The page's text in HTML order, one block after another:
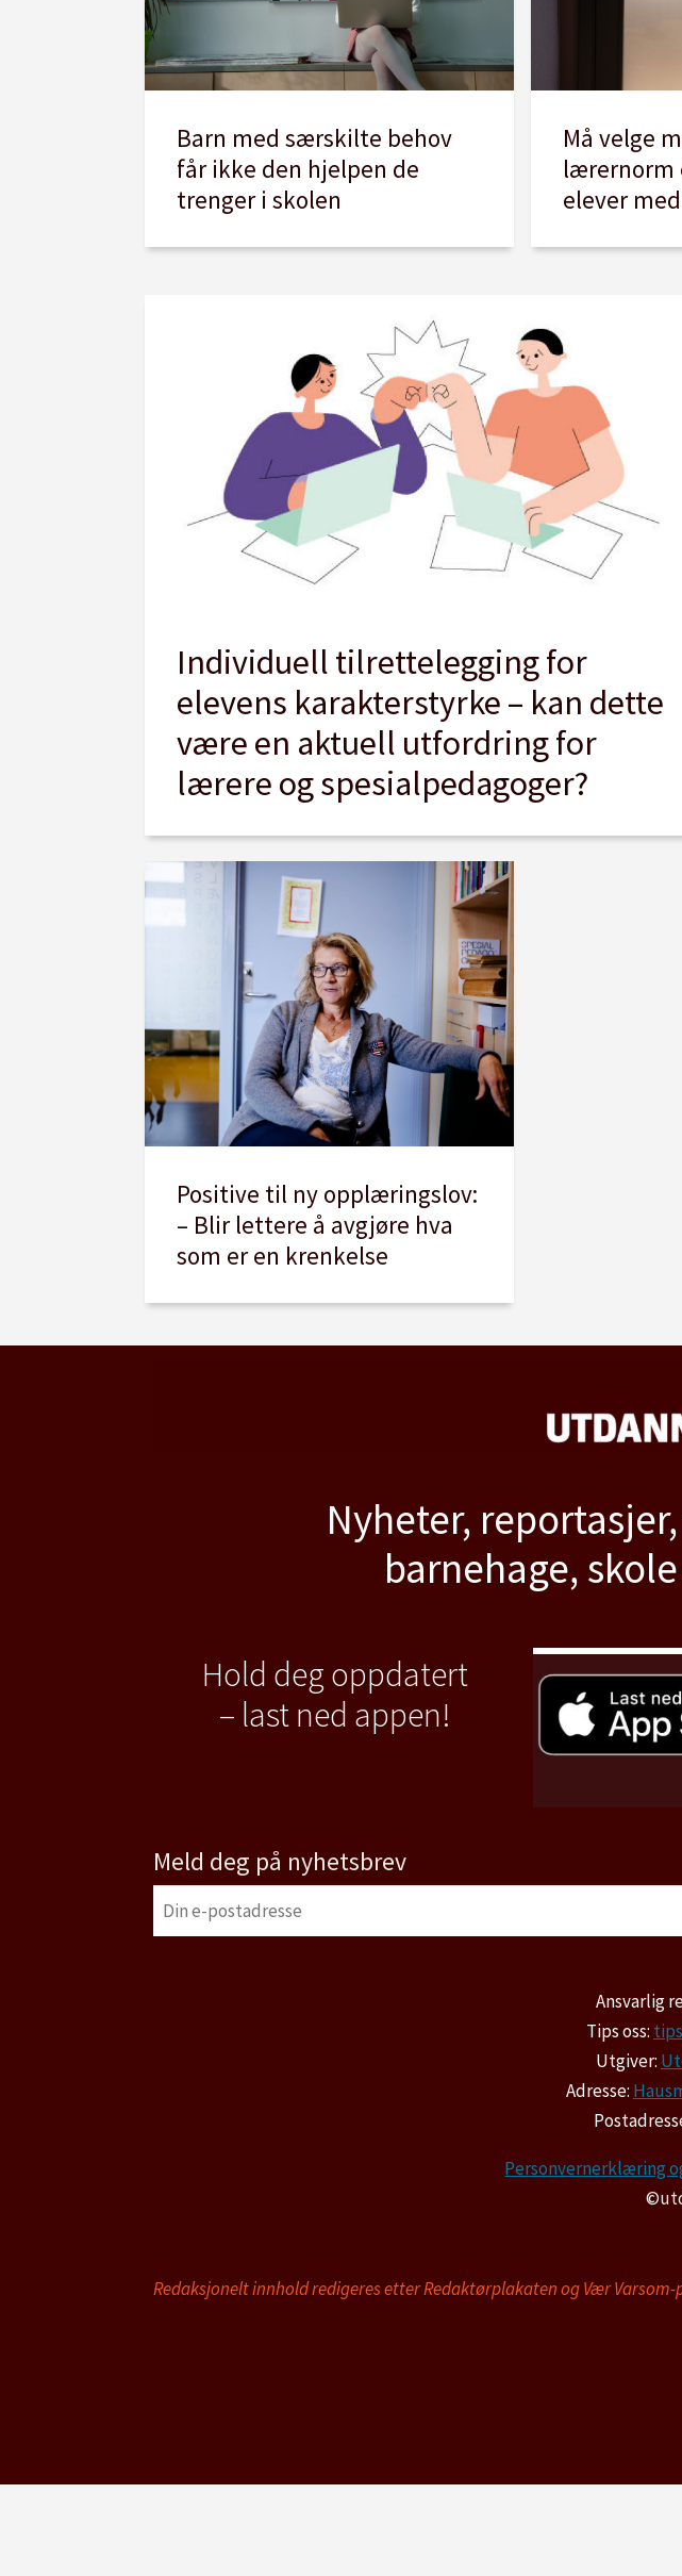
Barn med særskilte behov
får ikke den hjelpen de
trenger i skolen
Må velge
lærernorm
elever
Individuell tilrettelegging for
elevens karakterstyrke – kan dette
være en aktuell utfordring for
lærere og spesialpedagoger?
Positive til ny opplæringslov:
– Blir lettere å avgjøre hva
som er en krenkelse
Nyheter,
barnehage,
Hold deg oppdatert
– last ned appen!
Meld deg på nyhetsbrev
Ansvarlig
Tips oss:
Utgiver:
Adresse:
Personvernerklæring
Redaksjonelt innhold redigeres etter Redaktørplakaten og Vær